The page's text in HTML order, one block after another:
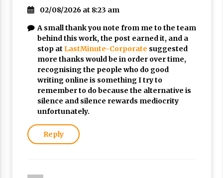
02/08/2026 at 8:23 am
A small thank you note from me to the team
behind this work, the post earned it, and a
stop at LastMinute-Corporate suggested
more thanks would be in order over time,
recognising the people who do good
writing online is something I try to
remember to do because the alternative is
silence and silence rewards mediocrity
unfortunately.
Reply